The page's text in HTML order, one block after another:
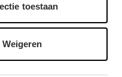
toestaan
Weigeren
Cookies